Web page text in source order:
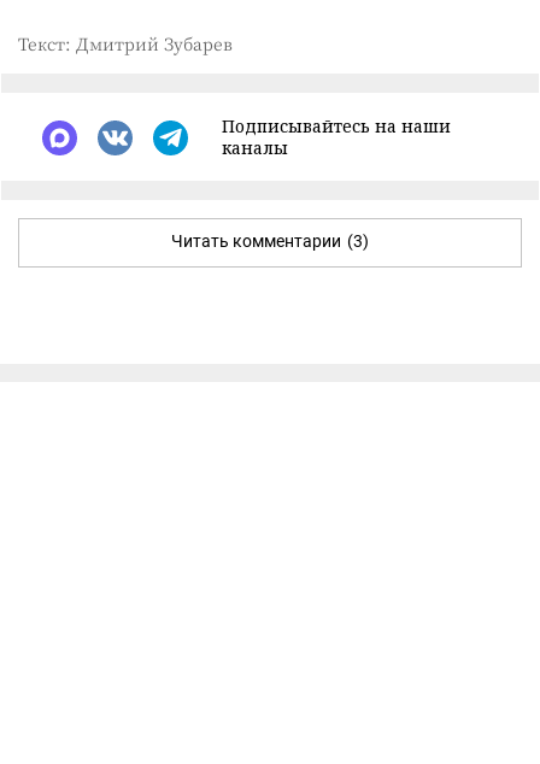
Текст: Дмитрий Зубарев
Подписывайтесь на наши
каналы
Читать комментарии (3)